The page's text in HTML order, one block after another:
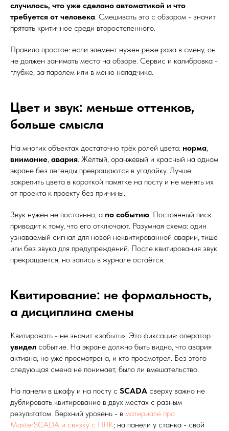
случилось, что уже сделано автоматикой и что
требуется от человека. Смешивать это с обзором - значит
прятать критичное среди второстепенного.
Правило простое: если элемент нужен реже раза в смену, он
не должен занимать место на обзоре. Сервис и калибровка -
глубже, за паролем или в меню наладчика.
Цвет и звук: меньше оттенков,
больше смысла
На многих объектах достаточно трёх ролей цвета: норма,
внимание, авария. Жёлтый, оранжевый и красный на одном
экране без легенды превращаются в угадайку. Лучше
закрепить цвета в короткой памятке на посту и не менять их
от проекта к проекту без причины.
Звук нужен не постоянно, а по событию. Постоянный писк
приводит к тому, что его отключают. Разумная схема: один
узнаваемый сигнал для новой неквитированной аварии, тише
или без звука для предупреждений. После квитирования звук
прекращается, но запись в журнале остаётся.
Квитирование: не формальность,
а дисциплина смены
Квитировать - не значит «забыть». Это фиксация: оператор
увидел событие. На экране должно быть видно, что авария
активна, но уже просмотрена, и кто просмотрел. Без этого
следующая смена не понимает, было ли вмешательство.
На панели в шкафу и на посту с SCADA сверху важно не
дублировать квитирование в двух местах с разным
результатом. Верхний уровень - в материале про
MasterSCADA и связку с ПЛК; на панели у станка - свой